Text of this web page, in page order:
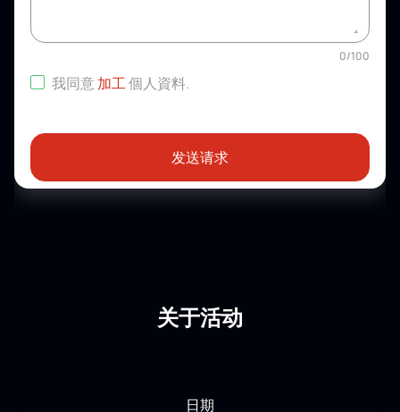
0/100
我同意加工個人資料.
发送请求
关于活动
日期